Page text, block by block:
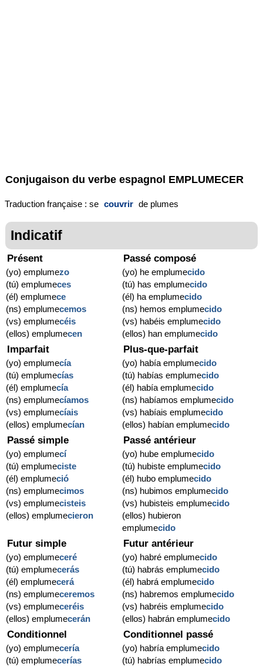
Conjugaison du verbe espagnol EMPLUMECER
Traduction française : se couvrir de plumes
Indicatif
Présent
(yo) emplumezo
(tú) emplumeces
(él) emplumece
(ns) emplumecemos
(vs) emplumecéis
(ellos) emplumecen
Passé composé
(yo) he emplumecido
(tú) has emplumecido
(él) ha emplumecido
(ns) hemos emplumecido
(vs) habéis emplumecido
(ellos) han emplumecido
Imparfait
(yo) emplumecía
(tú) emplumecías
(él) emplumecía
(ns) emplumecíamos
(vs) emplumecíais
(ellos) emplumecían
Plus-que-parfait
(yo) había emplumecido
(tú) habías emplumecido
(él) había emplumecido
(ns) habíamos emplumecido
(vs) habíais emplumecido
(ellos) habían emplumecido
Passé simple
(yo) emplumecí
(tú) emplumeciste
(él) emplumeció
(ns) emplumecimos
(vs) emplumecisteis
(ellos) emplumecieron
Passé antérieur
(yo) hube emplumecido
(tú) hubiste emplumecido
(él) hubo emplumecido
(ns) hubimos emplumecido
(vs) hubisteis emplumecido
(ellos) hubieron
emplumecido
Futur simple
(yo) emplumeceré
(tú) emplumecerás
(él) emplumecerá
(ns) emplumeceremos
(vs) emplumeceréis
(ellos) emplumecerán
Futur antérieur
(yo) habré emplumecido
(tú) habrás emplumecido
(él) habrá emplumecido
(ns) habremos emplumecido
(vs) habréis emplumecido
(ellos) habrán emplumecido
Conditionnel
(yo) emplumecería
(tú) emplumecerías
Conditionnel passé
(yo) habría emplumecido
(tú) habrías emplumecido